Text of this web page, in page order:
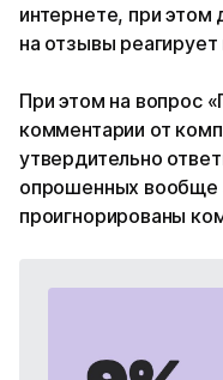
интернете, при
на отзывы
При этом на вопрос
комментарии от
утвердительно
опрошенных вообще
проигнорированы